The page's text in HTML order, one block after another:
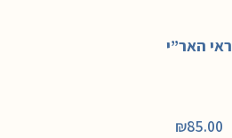
ראי האר”י
₪85.00